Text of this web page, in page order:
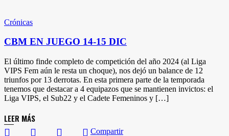
Crónicas
CBM EN JUEGO 14-15 DIC
El último finde completo de competición del año 2024 (al Liga
VIPS Fem aún le resta un choque), nos dejó un balance de 12
triunfos por 13 derrotas. En esta primera parte de la temporada
tenemos que destacar a 4 equipazos que se mantienen invictos: el
Liga VIPS, el Sub22 y el Cadete Femeninos y […]
LEER MÁS
Compartir